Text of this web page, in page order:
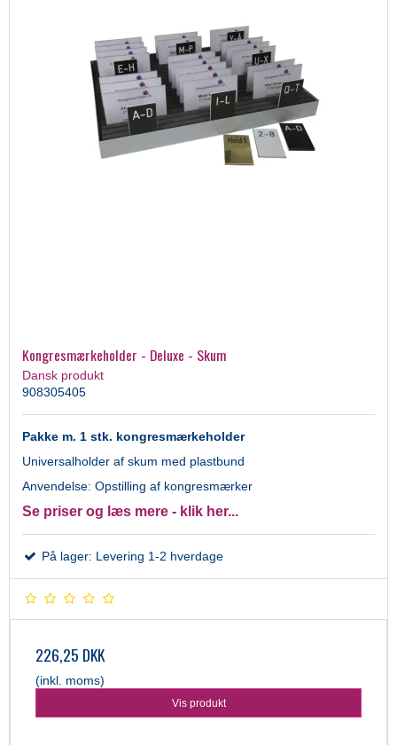
Kongresmærkeholder - Deluxe - Skum
Dansk produkt
908305405
Pakke m. 1 stk. kongresmærkeholder
Universalholder af skum med plastbund
Anvendelse: Opstilling af kongresmærker
Se priser og læs mere - klik her...
På lager: Levering 1-2 hverdage
226,25 DKK
(inkl. moms)
Vis produkt